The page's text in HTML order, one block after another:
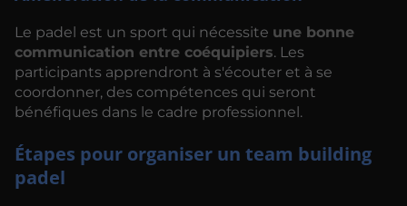
Le padel est un sport qui nécessite une bonne
communication entre coéquipiers. Les
participants apprendront à s'écouter et à se
coordonner, des compétences qui seront
bénéfiques dans le cadre professionnel.
Étapes pour organiser un team building
padel